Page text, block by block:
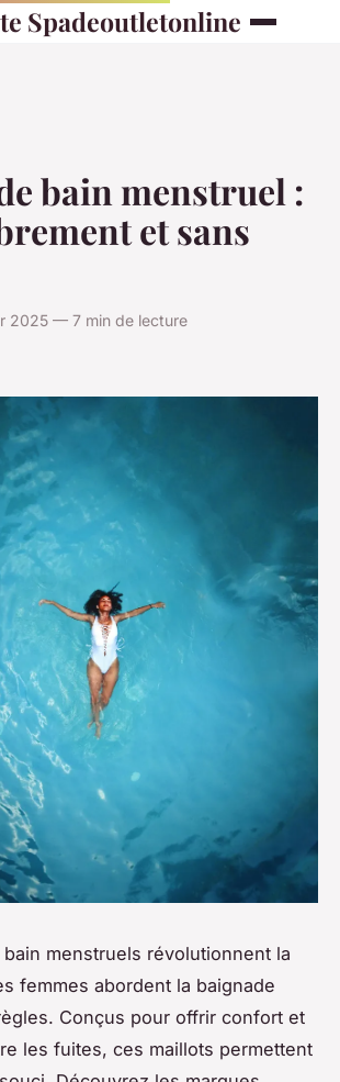
Spadeoutletonline
bain menstruel :
et sans
2025 — 7 min de lecture
menstruels révolutionnent la
femmes abordent la baignade
Conçus pour offrir confort et
les fuites, ces maillots permettent